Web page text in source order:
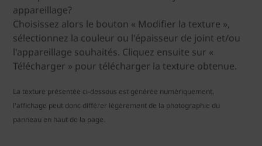
appareillage?
Choisissez alors le bouton « Modifier la texture »,
sélectionnez la couleur ou l'épaisseur de joint et/ou
l'appareillage souhaités. Cliquez ensuite sur «
Télécharger » pour télécharger la texture obtenue.
La texture présentée ci-dessous est générée numériquement,
l'affichage peut donc différer légèrement de la photographie du
panneau en haut de la page.